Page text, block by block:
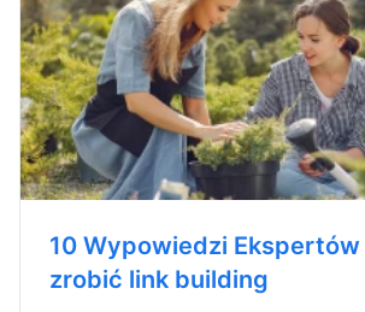
10 Wypowiedzi Ekspertów
zrobić link building